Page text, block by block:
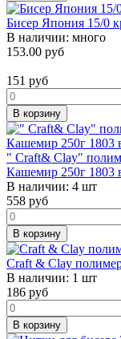
Бисер Япония 15/0
В наличии: много
153.00 руб
151 руб
В корзину
" Craft& Clay"
Кашемир 250г 1803
В наличии: 4 шт
558 руб
В корзину
Craft & Clay
В наличии: 1 шт
186 руб
В корзину